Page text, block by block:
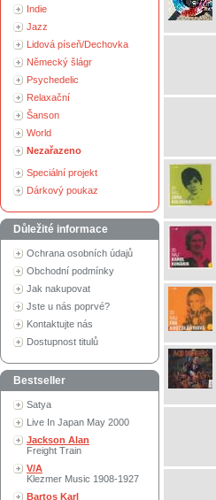
Indie
Jazz
Lidová píseň/Dechovka
Německý šlágr
Psychedelic
Relaxační
Šanson
World
Nezařazeno
Speciální projekt
Dárkový poukaz
Důležité informace
Ochrana osobních údajů
Obchodní podmínky
Jak nakupovat
Jste u nás poprvé?
Kontaktujte nás
Dostupnost titulů
Bestseller
Satya
Live In Japan May 2000
Jackson Alan
Freight Train
V/A
Klezmer Music 1908-1927
Bartos Karl